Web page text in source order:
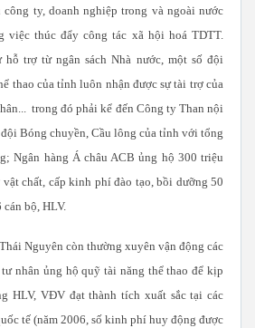
công ty, doanh nghiệp trong và ngoài nước
việc thúc đẩy công tác xã hội hoá TDTT.
hỗ trợ từ ngân sách Nhà nước, một số đội
thao của tỉnh luôn nhận được sự tài trợ của
trong đó phải kể đến Công ty Than nội
Bóng chuyền, Cầu lông của tỉnh với tổng
Ngân hàng Á châu ACB ủng hộ 300 triệu
chất, cấp kinh phí đào tạo, bồi dưỡng 50
bộ, HLV.
Nguyên còn thường xuyên vận động các
nhân ủng hộ quỹ tài năng thể thao để kịp
HLV, VĐV đạt thành tích xuất sắc tại các
tế (năm 2006, số kinh phí huy động được